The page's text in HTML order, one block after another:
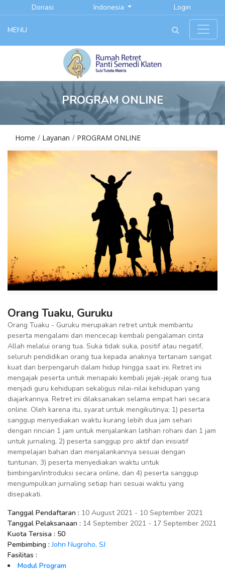
Donasi Indonesia Login
MENU
PROGRAM ONLINE
Home Layanan PROGRAM ONLINE
Orang Tuaku, Guruku
Orang Tuaku - Guruku merupakan retret untuk membantu
peserta mengalami dan mencecap kembali pengalaman cinta
Allah melalui orang tua. Suka tidak suka, positif atau negatif,
seluruh pendidikan orang tua kepada anaknya tertanam sangat
kuat dan berpengaruh dalam hidup hingga saat ini. Retret ini
mengajak peserta untuk menapaki kembali jejak-jejak orang tua
menjadi guru kehidupan sekaligus nilai-nilai kehidupan yang
diajarkannya. Retret ini dilaksanakan selama empat hari secara
online. Oleh karena itu, syarat untuk mengikutinya; 1) peserta
sanggup menyediakan waktu kurang lebih dua jam sehari
dengan rincian 1 jam untuk menjalankan latihan rohani dan 1 jam
untuk jurnaling, 2) peserta sanggup pro aktif dan inisiatif
mempelajari bahan dan menjalankannya sesuai dengan
tuntunan, 3) peserta menyediakan waktu untuk
bimbingan/introduksi secara online, dan 4) peserta sanggup
mengumpulkan jurnaling setiap hari sesuai waktu yang
disepakati.
Tanggal Pendaftaran : 10 August 2021 - 10 September 2021
Tanggal Pelaksanaan : 14 September 2021 - 17 September 2021
Kuota Tersisa : 50
Pembimbing : John Nugroho, SJ
Fasilitas :
Modul Program